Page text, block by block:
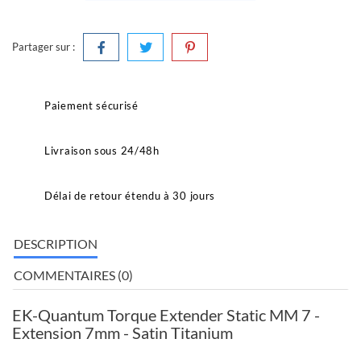
Partager sur :
Paiement sécurisé
Livraison sous 24/48h
Délai de retour étendu à 30 jours
DESCRIPTION
COMMENTAIRES (0)
EK-Quantum Torque Extender Static MM 7 -
Extension 7mm - Satin Titanium